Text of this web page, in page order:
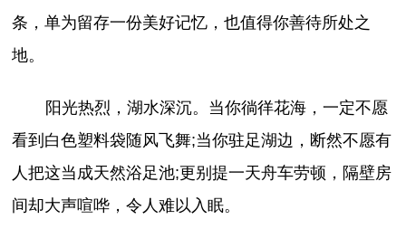
条，单为留存一份美好记忆，也值得你善待所处之
地。
阳光热烈，湖水深沉。当你徜徉花海，一定不愿
看到白色塑料袋随风飞舞;当你驻足湖边，断然不愿有
人把这当成天然浴足池;更别提一天舟车劳顿，隔壁房
间却大声喧哗，令人难以入眠。